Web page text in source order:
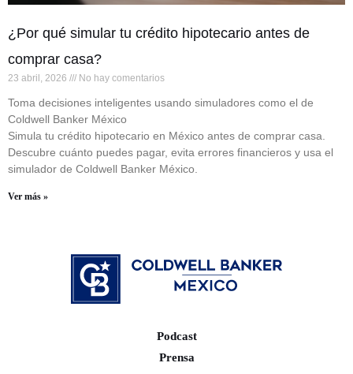
¿Por qué simular tu crédito hipotecario antes de
comprar casa?
23 abril, 2026 No hay comentarios
Toma decisiones inteligentes usando simuladores como el de
Coldwell Banker México
Simula tu crédito hipotecario en México antes de comprar casa.
Descubre cuánto puedes pagar, evita errores financieros y usa el
simulador de Coldwell Banker México.
Ver más »
Podcast
Prensa